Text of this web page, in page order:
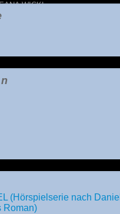
WICKL
(Hörspielserie nach Daniel
Roman)